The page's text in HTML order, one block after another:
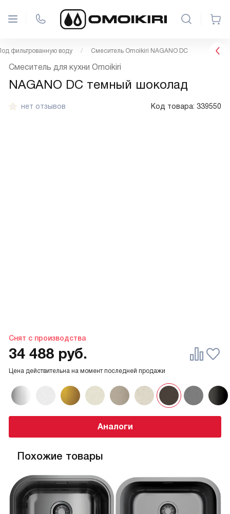
фильтрованную воду Смеситель Omoikiri NAGANO DC
нет отзывов Код товара: 339550
Снят с производства
Смеситель для кухни Omoikiri
NAGANO DC темный шоколад
Цена действительна на момент последней продажи
34 488 руб.
Аналоги
Похожие товары